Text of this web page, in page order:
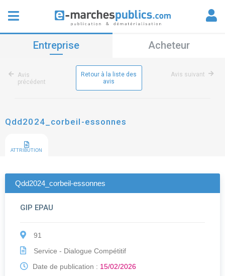
Entreprise Acheteur
Avis
précédent
Retour à la liste des
avis
Avis suivant
Qdd2024_corbeil-essonnes
ATTRIBUTION
Qdd2024_corbeil-essonnes
GIP EPAU
91
Service - Dialogue Compétitif
Date de publication : 15/02/2026